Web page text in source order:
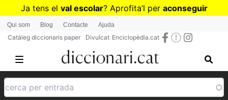
Vés
contingut
Ja tens el val escolar? Aprofita’l per aconseguir
diccionaris per a Primària o Secundària
Qui som Blog Contacte Ajuda
Catàleg diccionaris paper Divulcat Enciclopèdia.cat